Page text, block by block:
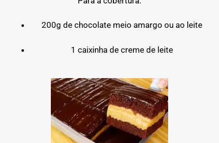
200g de chocolate meio amargo ou ao leite
1 caixinha de creme de leite